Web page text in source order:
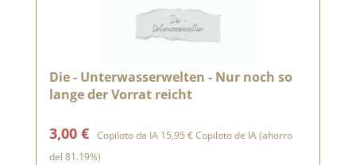
Die - Unterwasserwelten - Nur noch so
lange der Vorrat reicht
Precio de venta:
3,00 € Copiloto de IA Precio normal:
15,95 €Copiloto de IA(ahorro
del 81.19%)